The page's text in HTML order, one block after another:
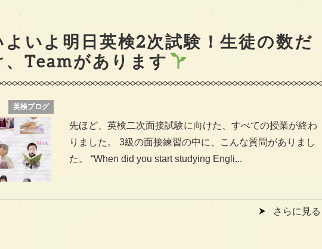
よいよ明日英検2次試験！生徒の数だ
、Teamがあります
英検ブログ
先ほど、英検二次面接試験に向けた、すべての授業が終わ
りました。 3級の面接練習の中に、こんな質問がありまし
た。 “When did you start studying Engli...
さらに見る